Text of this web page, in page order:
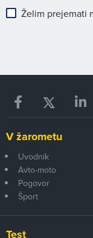
Želim prejemati
V žarometu
Uvodnik
Avto-moto
Pogovor
Šport
Test